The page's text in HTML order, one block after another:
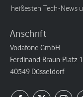
heißesten Tech-News
Anschrift
Vodafone GmbH
Ferdinand-Braun-Platz 1
40549 Düsseldorf